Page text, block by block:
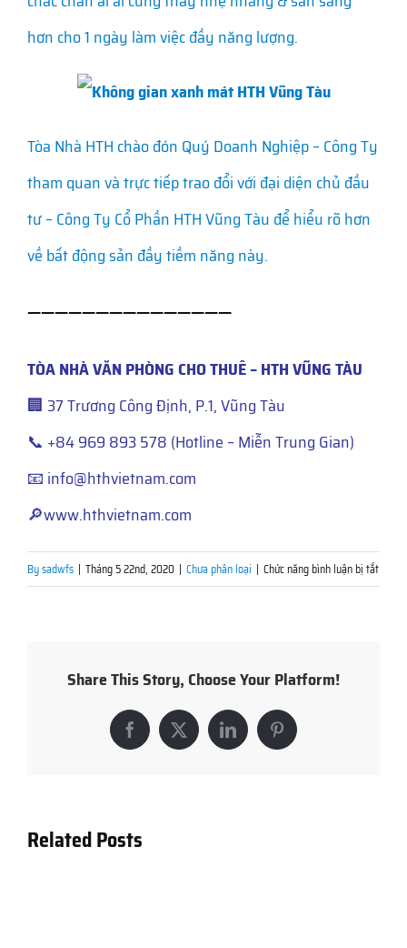
hơn cho 1 ngày làm việc đầy năng lượng.
Không gian xanh mát HTH Vũng Tàu
Tòa Nhà HTH chào đón Quý Doanh Nghiệp – Công Ty
tham quan và trực tiếp trao đổi với đại diện chủ đầu
tư – Công Ty Cổ Phần HTH Vũng Tàu để hiểu rõ hơn
về bất động sản đầy tiềm năng này.
———————————————
TÒA NHÀ VĂN PHÒNG CHO THUÊ – HTH VŨNG TÀU
🏢 37 Trương Công Định, P.1, Vũng Tàu
📞 +84 969 893 578 (Hotline – Miễn Trung Gian)
📧 info@hthvietnam.com
🔎www.hthvietnam.com
Bysadwfs | Tháng 5 22nd, 2020 | Chưa phân loại | Chức năng bình luận bị tắtở
TÒA
Share This Story, Choose Your Platform!
Facebook
X LinkedInPinterest
Related Posts